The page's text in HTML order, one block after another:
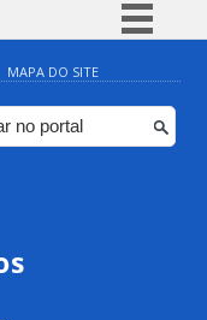
Simplifique!
Comunica BR
Participe
MAPA DO SITE